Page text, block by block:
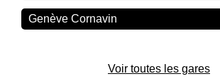
Genève Cornavin
Voir toutes les gares